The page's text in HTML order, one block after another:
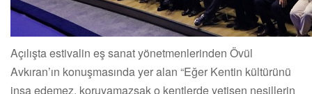
Açılışta estivalin eş sanat yönetmenlerinden Övül
Avkıran’ın konuşmasında yer alan “Eğer Kentin kültürünü
inşa edemez, koruyamazsak o kentlerde yetişen nesillerin